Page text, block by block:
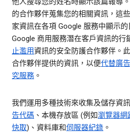
的合作夥伴蒐集您的相關資訊，這
家資訊在各項 Google 服務中顯示
Google 商用服務潛在客戶資訊的行
止濫用資訊的安全防護合作夥伴。
合作夥伴提供的資訊，以便代替廣
究服務 。
我們運用多種技術來收集及儲存資
告代碼 、本機存放區 (例如瀏覽器網
快取)、資料庫和伺服器紀錄 。